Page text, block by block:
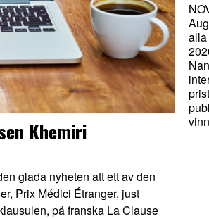
Khemiri
glada nyheten att ett av den
Prix Médici Étranger, just
på franska La Clause
alla